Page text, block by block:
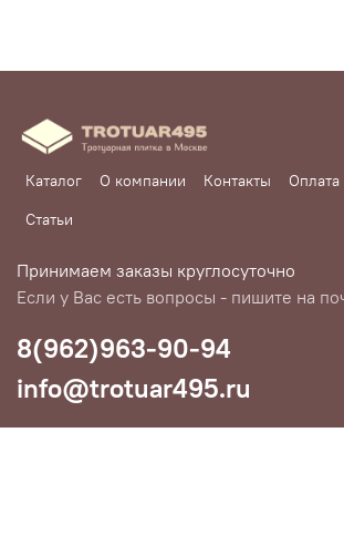
Каталог О компании Контакты
Оплата
Статьи
Принимаем заказы круглосуточно
Если у Вас есть вопросы - пишите на
8(962)963-90-94
info@trotuar495.ru